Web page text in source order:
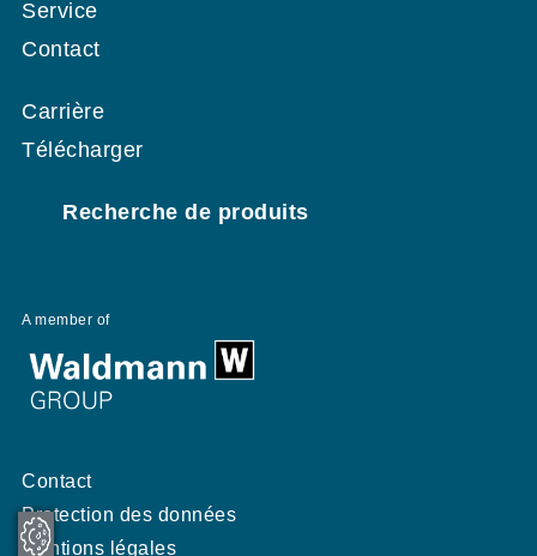
Service
Contact
Carrière
Télécharger
Recherche de produits
Contact
Protection des données
Mentions légales
A member of